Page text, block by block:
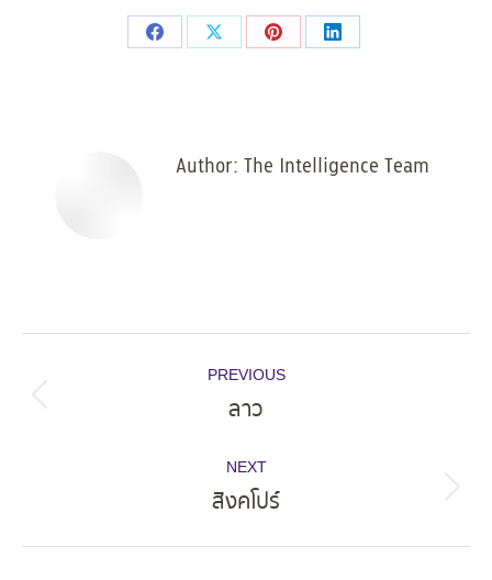
Share
Share
Share
Share
Author: The Intelligence Team
navigation
PREVIOUS
Previous
ลาว
NEXT
Next
สิงคโปร์